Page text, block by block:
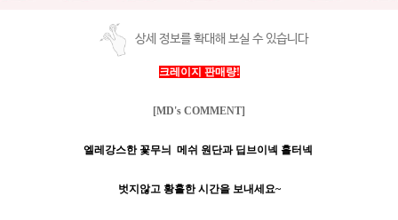
상세 정보를 확대해 보실 수 있습니다
크레이지 판매량!
[MD's COMMENT]
엘레강스한 꽃무늬 메쉬 원단과 딥브이넥 홀터넥
벗지않고 황홀한 시간을 보내세요~